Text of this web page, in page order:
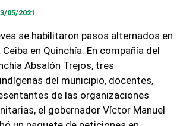
05/2021
se habilitaron pasos alternados en
en Quinchía. En compañía del
Absalón Trejos, tres
del municipio, docentes,
de las organizaciones
el gobernador Víctor Manuel